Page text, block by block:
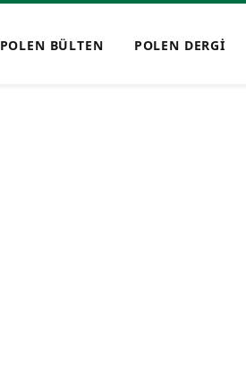
POLEN BÜLTEN POLEN DERGİ